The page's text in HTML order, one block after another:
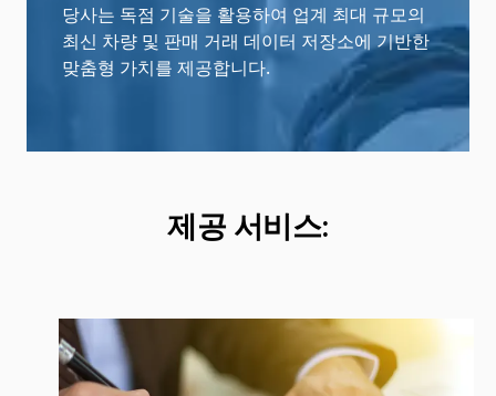
당사는 독점 기술을 활용하여 업계 최대 규모의
최신 차량 및 판매 거래 데이터 저장소에 기반한
맞춤형 가치를 제공합니다.
제공 서비스: